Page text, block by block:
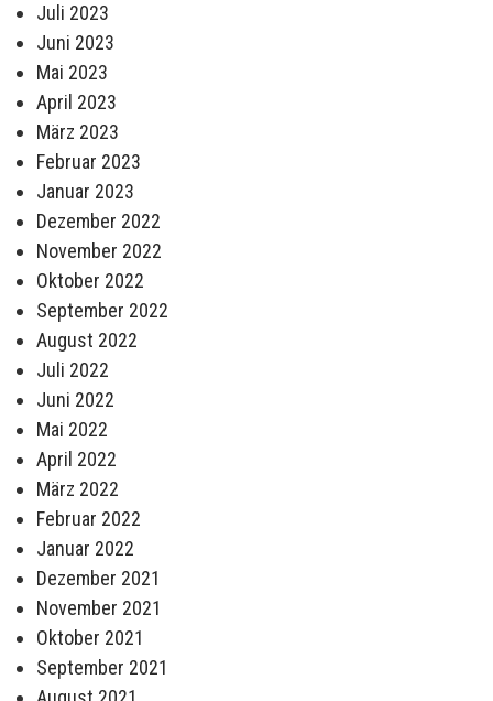
Juli 2023
Juni 2023
Mai 2023
April 2023
März 2023
Februar 2023
Januar 2023
Dezember 2022
November 2022
Oktober 2022
September 2022
August 2022
Juli 2022
Juni 2022
Mai 2022
April 2022
März 2022
Februar 2022
Januar 2022
Dezember 2021
November 2021
Oktober 2021
September 2021